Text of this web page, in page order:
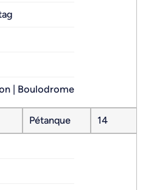
| Boulodrome
Pétanque 14